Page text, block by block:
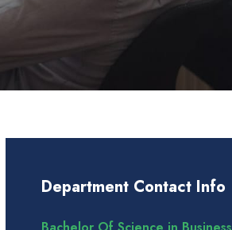
Department Contact Info